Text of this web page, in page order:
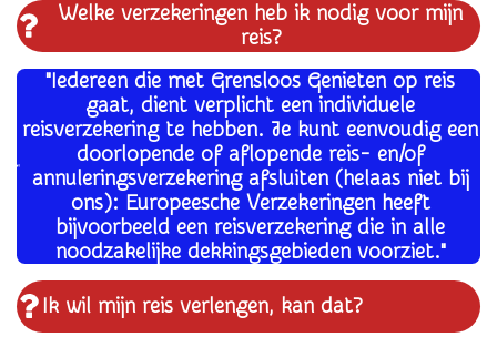
Welke verzekeringen heb ik nodig voor mijn
reis?
"Iedereen die met Grensloos Genieten op reis
gaat, dient verplicht een individuele
reisverzekering te hebben. Je kunt eenvoudig een
doorlopende of aflopende reis- en/of
annuleringsverzekering afsluiten (helaas niet bij
ons): Europeesche Verzekeringen heeft
bijvoorbeeld een reisverzekering die in alle
noodzakelijke dekkingsgebieden voorziet."
Ik wil mijn reis verlengen, kan dat?